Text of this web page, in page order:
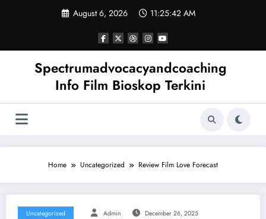
August 6, 2026 11:25:43 AM
Spectrumadvocacyandcoaching
Info Film Bioskop Terkini
Home Uncategorized Review Film Love Forecast
Uncategorized Admin December 26, 2025